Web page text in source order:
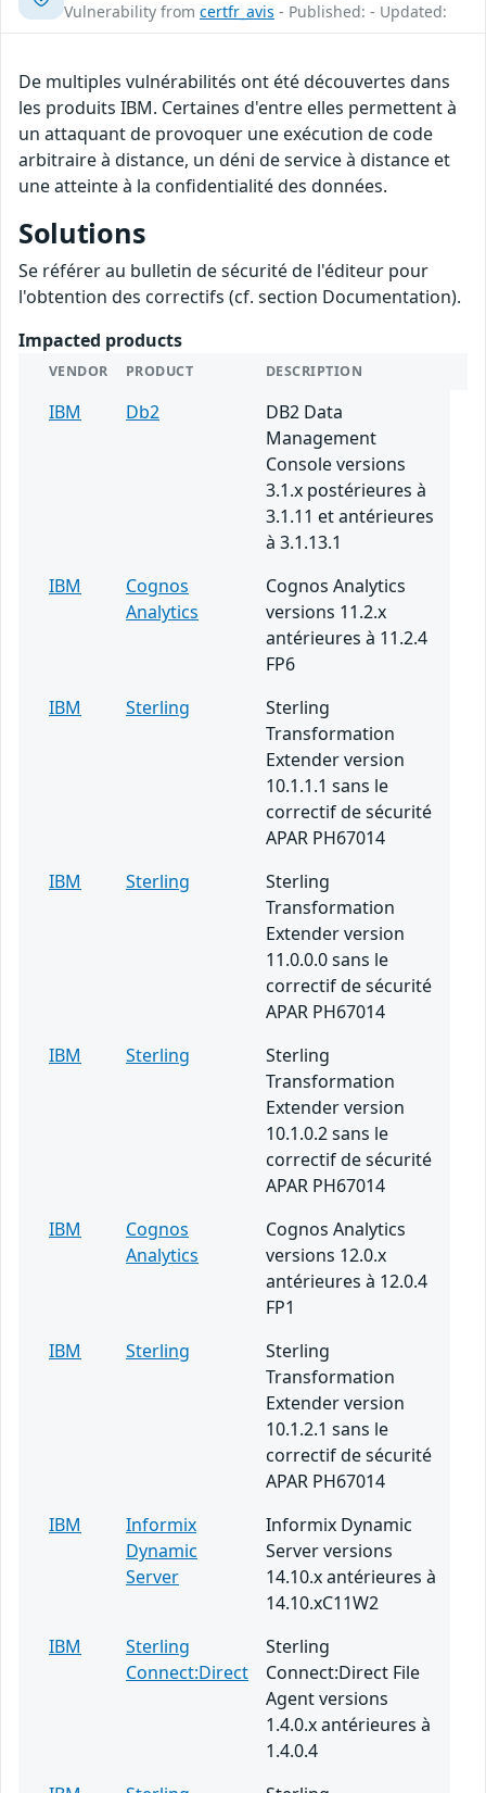
Vulnerability from certfr_avis - Published: - Updated:
De multiples vulnérabilités ont été découvertes dans
les produits IBM. Certaines d'entre elles permettent à
un attaquant de provoquer une exécution de code
arbitraire à distance, un déni de service à distance et
une atteinte à la confidentialité des données.
Solutions
Se référer au bulletin de sécurité de l'éditeur pour
l'obtention des correctifs (cf. section Documentation).
Impacted products
VENDOR PRODUCT DESCRIPTION
IBM Db2
DB2 Data
Management
Console versions
3.1.x postérieures à
3.1.11 et antérieures
à 3.1.13.1
IBM
Cognos
Analytics
Cognos Analytics
versions 11.2.x
antérieures à 11.2.4
FP6
IBM
Sterling
Sterling
Transformation
Extender version
10.1.1.1 sans le
correctif de sécurité
APAR PH67014
IBM
Sterling
Sterling
Transformation
Extender version
11.0.0.0 sans le
correctif de sécurité
APAR PH67014
IBM
Sterling
Sterling
Transformation
Extender version
10.1.0.2 sans le
correctif de sécurité
APAR PH67014
IBM
Cognos
Analytics
Cognos Analytics
versions 12.0.x
antérieures à 12.0.4
FP1
IBM
Sterling
Sterling
Transformation
Extender version
10.1.2.1 sans le
correctif de sécurité
APAR PH67014
IBM
Informix
Dynamic
Server
Informix Dynamic
Server versions
14.10.x antérieures à
14.10.xC11W2
IBM
Sterling
Connect:Direct
Sterling
Connect:Direct File
Agent versions
1.4.0.x antérieures à
1.4.0.4